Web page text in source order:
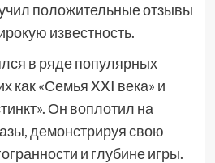
положительные отзывы
известность.
в ряде популярных
как «Семья XXI века» и
Он воплотил на
демонстрируя свою
и глубине игры.